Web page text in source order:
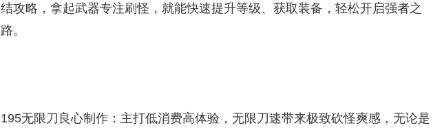
结攻略，拿起武器专注刷怪，就能快速提升等级、获取装备，轻松开启强者之
路。​
195无限刀良心制作：主打低消费高体验，无限刀速带来极致砍怪爽感，无论是